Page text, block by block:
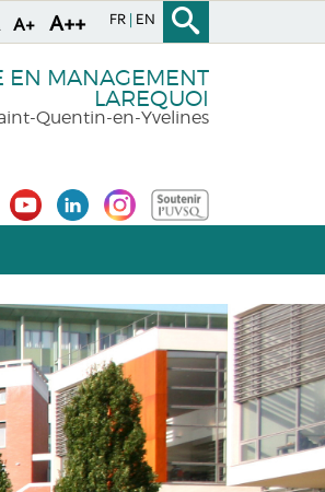
A+ A++ FR EN
EN MANAGEMENT
LAREQUOI
Quentin-en-Yvelines